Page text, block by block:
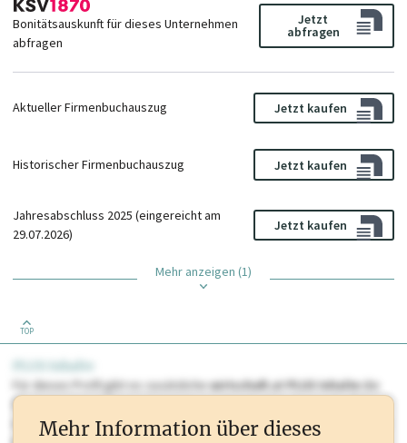
Bonitätsauskunft für dieses Unternehmen
abfragen
Jetzt
abfragen
Aktueller Firmenbuchauszug Jetzt kaufen
Historischer Firmenbuchauszug Jetzt kaufen
Jahresabschluss 2025 (eingereicht am
29.07.2026)
Jetzt kaufen
Mehr anzeigen (1)
TOP
PLUS Inhalte
Für dieses Profil gibt es zusätzlichewirtschaft.at PLUS Inhaltedie
Sie momentan nicht einsehen können. Schalten Sie dieses Profil frei
oder loggen Sie sich ein um diese Inhalte zu sehen. wirtschaft.at PLUS
Mehr Information über dieses